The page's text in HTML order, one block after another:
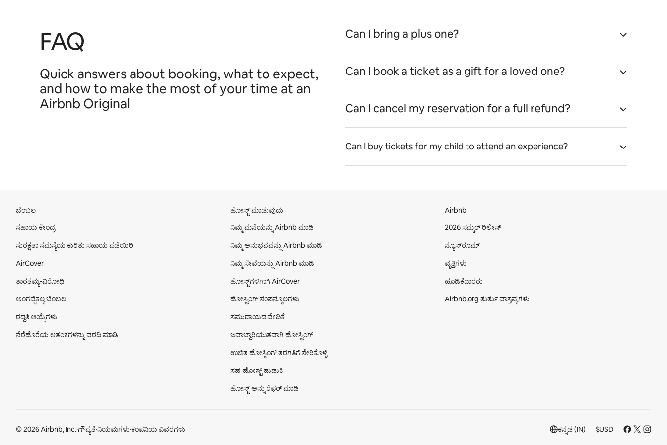
FAQ
Quick answers about booking, what to expect,
and how to make the most of your time at an
Airbnb Original
Can I bring a plus one?
Can I book a ticket as a gift for a loved one?
Can I cancel my reservation for a full refund?
Can I buy tickets for my child to attend an experience?
ಬೆಂಬಲ
ಸಹಾಯ ಕೇಂದ್ರ
ಸುರಕ್ಷತಾ ಸಮಸ್ಯೆಯ ಕುರಿತು ಸಹಾಯ ಪಡೆಯಿರಿ
AirCover
ತಾರತಮ್ಯ-ವಿರೋಧಿ
ಅಂಗವೈಕಲ್ಯ ಬೆಂಬಲ
ರದ್ದತಿ ಆಯ್ಕೆಗಳು
ನೆರೆಹೊರೆಯ ಆತಂಕಗಳನ್ನು ವರದಿ ಮಾಡಿ
ಹೋಸ್ಟ್ ಮಾಡುವುದು
ನಿಮ್ಮ ಮನೆಯನ್ನು Airbnb ಮಾಡಿ
ನಿಮ್ಮ ಅನುಭವವನ್ನು Airbnb ಮಾಡಿ
ನಿಮ್ಮ ಸೇವೆಯನ್ನು Airbnb ಮಾಡಿ
ಹೋಸ್ಟ್‌ಗಳಿಗಾಗಿ AirCover
ಹೋಸ್ಟಿಂಗ್ ಸಂಪನ್ಮೂಲಗಳು
ಸಮುದಾಯದ ವೇದಿಕೆ
ಜವಾಬ್ದಾರಿಯುತವಾಗಿ ಹೋಸ್ಟಿಂಗ್
ಉಚಿತ ಹೋಸ್ಟಿಂಗ್ ತರಗತಿಗೆ ಸೇರಿಕೊಳ್ಳಿ
ಸಹ‑ಹೋಸ್ಟ್ ಹುಡುಕಿ
ಹೋಸ್ಟ್ ಅನ್ನು ರೆಫರ್ ಮಾಡಿ
Airbnb
2026 ಸಮ್ಮರ್ ರಿಲೀಸ್
ನ್ಯೂಸ್‌ರೂಮ್
ವೃತ್ತಿಗಳು
ಹೂಡಿಕೆದಾರರು
Airbnb.org ತುರ್ತು ವಾಸ್ತವ್ಯಗಳು
ಅಡಿಟಿಪ್ಪಣಿ ವಿಭಾಗ
© 2026 Airbnb, Inc.·ಗೌಪ್ಯತೆ·ನಿಯಮಗಳು·ಕಂಪನಿಯ ವಿವರಗಳು ಕನ್ನಡ (IN) $USD